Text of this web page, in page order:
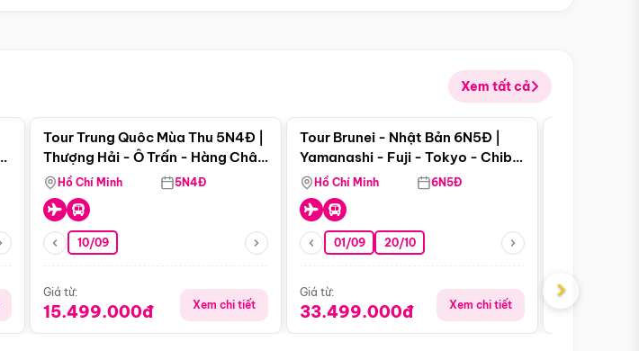
Xem tất cả
Tour Trung Quôc Mùa Thu 5N4Đ |
Thượng Hải - Ô Trấn - Hàng Châu
(Tour Không Shopping)
Hồ Chí Minh 5N4Đ
10/09
Giá từ:
15.499.000đ Xem chi tiết
Điểm nổi bật
Tour Brunei - Nhật Bản 6N5Đ |
Yamanashi - Fuji - Tokyo - Chiba
- Freeday
Hồ Chí Minh 6N5Đ
01/09 20/10
Giá từ:
33.499.000đ Xem chi tiết
Giá từ:
›